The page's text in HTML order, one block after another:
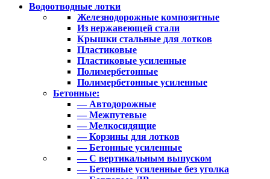
Водоотводные лотки
Железнодорожные композитные
Из нержавеющей стали
Крышки стальные для лотков
Пластиковые
Пластиковые усиленные
Полимербетонные
Полимербетонные усиленные
Бетонные:
— Автодорожные
— Межпутевые
— Мелкосидящие
— Корзины для лотков
— Бетонные усиленные
— С вертикальным выпуском
— Бетонные усиленные без уголка